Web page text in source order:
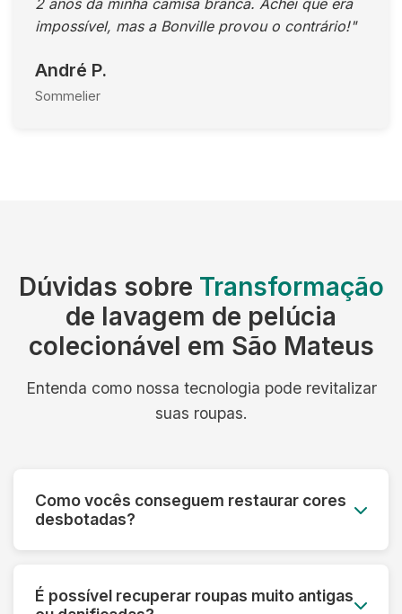
2 anos da minha camisa branca. Achei que era
impossível, mas a Bonville provou o contrário!"
André P.
Sommelier
Dúvidas sobre Transformação
de lavagem de pelúcia
colecionável em São Mateus
Entenda como nossa tecnologia pode revitalizar
suas roupas.
Como vocês conseguem restaurar cores
desbotadas?
pigmentos das fibras e aplicamos tratamentos
que devolvem a vivacidade original das cores,
É possível recuperar roupas muito antigas